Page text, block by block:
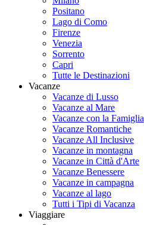
Positano
Lago di Como
Firenze
Venezia
Sorrento
Capri
Tutte le Destinazioni
Vacanze
Vacanze di Lusso
Vacanze al Mare
Vacanze con la Famiglia
Vacanze Romantiche
Vacanze All Inclusive
Vacanze in montagna
Vacanze in Città d'Arte
Vacanze Benessere
Vacanze in campagna
Vacanze al lago
Tutti i Tipi di Vacanza
Viaggiare